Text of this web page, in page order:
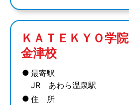
ＫＡＴＥＫＹＯ学院
金津校
● 最寄駅
JR あわら温泉駅
● 住 所